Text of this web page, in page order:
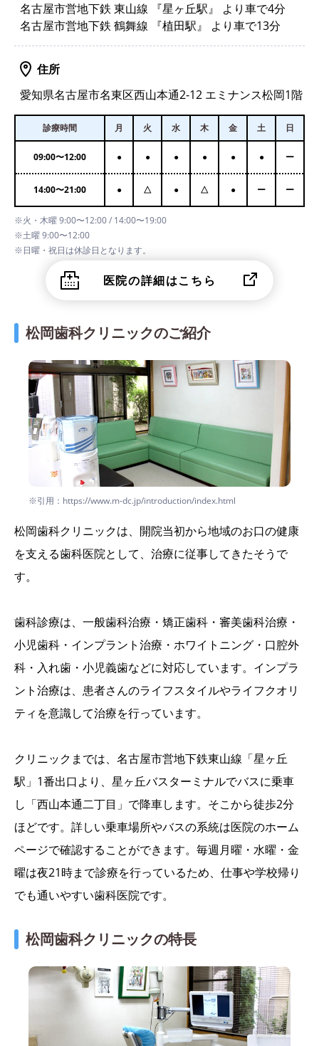
名古屋市営地下鉄 東山線 『星ヶ丘駅』 より車で4分
名古屋市営地下鉄 鶴舞線 『植田駅』 より車で13分
住所
愛知県名古屋市名東区西山本通2-12 エミナンス松岡1階
診療時間 月 火 水 木 金 土 日
09:00〜12:00 ● ● ● ● ● ● ー
14:00〜21:00 ● △ ● △ ● ー ー
※火・木曜 9:00〜12:00 / 14:00〜19:00
※土曜 9:00〜12:00
※日曜・祝日は休診日となります。
医院の詳細はこちら
松岡歯科クリニックのご紹介
※引用：https://www.m-dc.jp/introduction/index.html
松岡歯科クリニックは、開院当初から地域のお口の健康
を支える歯科医院として、治療に従事してきたそうで
す。
歯科診療は、一般歯科治療・矯正歯科・審美歯科治療・
小児歯科・インプラント治療・ホワイトニング・口腔外
科・入れ歯・小児義歯などに対応しています。インプラ
ント治療は、患者さんのライフスタイルやライフクオリ
ティを意識して治療を行っています。
クリニックまでは、名古屋市営地下鉄東山線「星ヶ丘
駅」1番出口より、星ヶ丘バスターミナルでバスに乗車
し「西山本通二丁目」で降車します。そこから徒歩2分
ほどです。詳しい乗車場所やバスの系統は医院のホーム
ページで確認することができます。毎週月曜・水曜・金
曜は夜21時まで診療を行っているため、仕事や学校帰り
でも通いやすい歯科医院です。
松岡歯科クリニックの特長